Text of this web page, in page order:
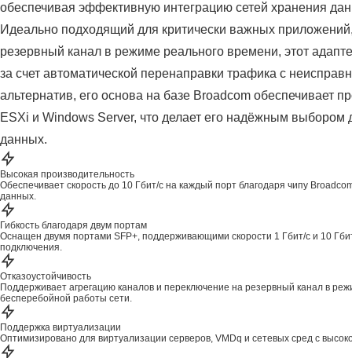
обеспечивая эффективную интеграцию сетей хранения
Идеально подходящий для критически важных
резервный канал в режиме реального времени, этот
за счет автоматической перенаправки трафика с
альтернатив, его основа на базе Broadcom обеспечивает
ESXi и Windows Server, что делает его надёжным выбором
данных.
Высокая производительность
Обеспечивает скорость до 10 Гбит/с на каждый порт благодаря чипу
данных.
Гибкость благодаря двум портам
Оснащен двумя портами SFP+, поддерживающими скорости 1 Гбит/с и 10
подключения.
Отказоустойчивость
Поддерживает агрегацию каналов и переключение на резервный канал в
бесперебойной работы сети.
Поддержка виртуализации
Оптимизировано для виртуализации серверов, VMDq и сетевых сред с